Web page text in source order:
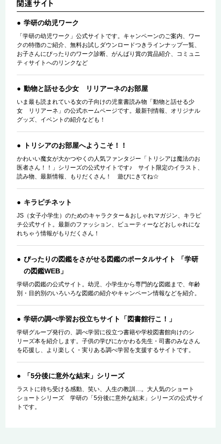
学研の幼児ワーク
「学研の幼児ワーク」公式サイトです。キャンペーンのご案内、ワー
クの特徴のご紹介、無料お試しダウンロードつきラインナップ一覧、
お子さんにぴったりのワーク診断、がんばり賞の賞品紹介、コミュニ
ティサイトへのリンクなど
動物と話せる少女 リリアーネのお部屋
いま最も読まれている女の子向けの児童書読み物「動物と話せる少
女 リリアーネ」の公式ホームページです。最新刊情報、オリジナル
グッズ、イベントの紹介なども！
トリシアのお部屋へようこそ！！
かわいい魔女が大かつやくの人気ファンタジー「トリシアは魔法のお
医者さん！！」シリーズの公式サイトです♪ サイト限定のイラスト、
読み物、最新情報、もりだくさん！ 遊びにきてね☆
キラピチネット
JS（女子小学生）のためのキャラクター＆おしゃれマガジン、キラピ
チ公式サイト。最新のファッション、ビューティーなどおしゃれにな
れちゃう情報がもりだくさん！
ぴったりの図鑑をさがせる図鑑のポータルサイト 「学研
の図鑑WEB」
学研の図鑑の公式サイト。幼児、小学生から専門的な図鑑まで、年齢
別・目的別のいろいろな図鑑の紹介やキャンペーン情報などを紹介。
学研の調べ学習お役立ちサイト「図書館行こ！」
学研グループ発行の、調べ学習に役立つ書籍や学校図書館向けのシ
リーズ本を紹介します。子供の学びにかかわる先生・司書のみなさん
を応援し、より楽しく・実りある調べ学習を支援するサイトです。
「5分後に意外な結末」シリーズ
ラストに待ち受ける感動、笑い、人生の教訓…。大人気のショート
ショートシリーズ 学研の「5分後に意外な結末」シリーズの公式サイ
トです。